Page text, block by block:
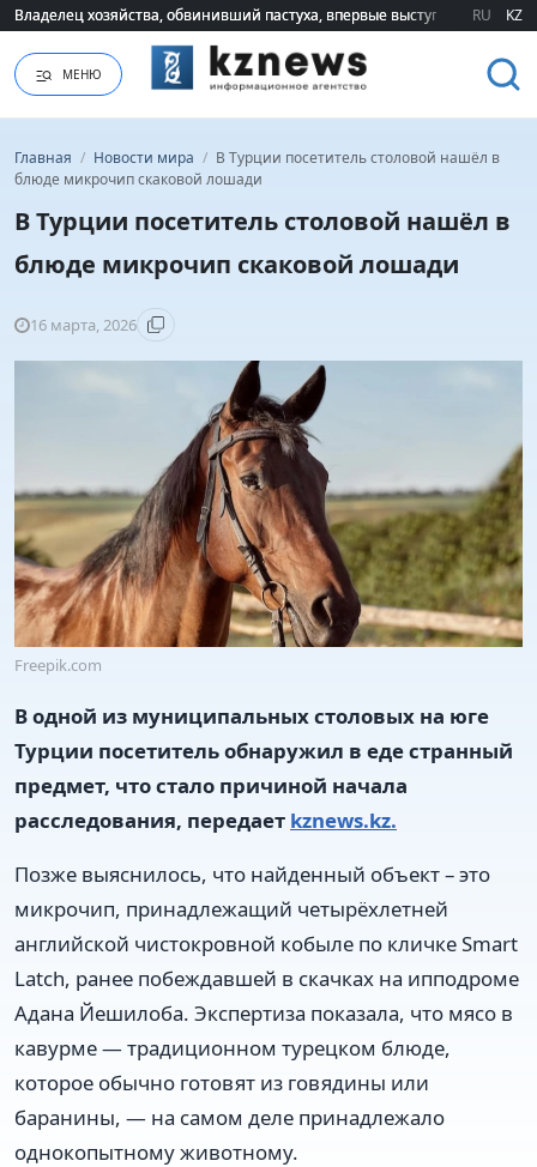
Владелец хозяйства, обвинивший пастуха, впервые выступил
Владелец хозяйства, обвинивший пастуха, впервые выступил RU KZ
МЕНЮ
Главная / Новости мира / В Турции посетитель столовой нашёл в
блюде микрочип скаковой лошади
В Турции посетитель столовой нашёл в
блюде микрочип скаковой лошади
16 марта, 2026
Freepik.com
В одной из муниципальных столовых на юге
Турции посетитель обнаружил в еде странный
предмет, что стало причиной начала
расследования, передает kznews.kz.
Позже выяснилось, что найденный объект – это
микрочип, принадлежащий четырёхлетней
английской чистокровной кобыле по кличке Smart
Latch, ранее побеждавшей в скачках на ипподроме
Адана Йешилоба. Экспертиза показала, что мясо в
кавурме — традиционном турецком блюде,
которое обычно готовят из говядины или
баранины, — на самом деле принадлежало
однокопытному животному.